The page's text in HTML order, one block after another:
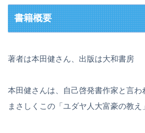
書籍概要
著者は本田健さん、出版は大和書房
本田健さんは、自己啓発書作家と言わ
まさしくこの「ユダヤ人大富豪の教え